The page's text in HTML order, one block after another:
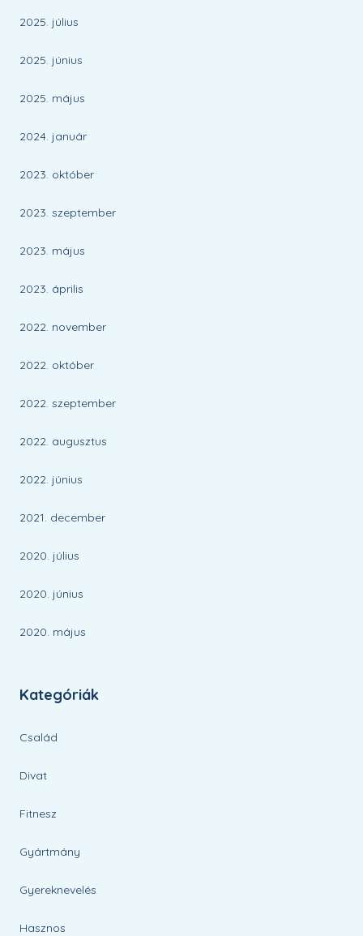
2025. július
2025. június
2025. május
2024. január
2023. október
2023. szeptember
2023. május
2023. április
2022. november
2022. október
2022. szeptember
2022. augusztus
2022. június
2021. december
2020. július
2020. június
2020. május
Kategóriák
Család
Divat
Fitnesz
Gyártmány
Gyereknevelés
Hasznos